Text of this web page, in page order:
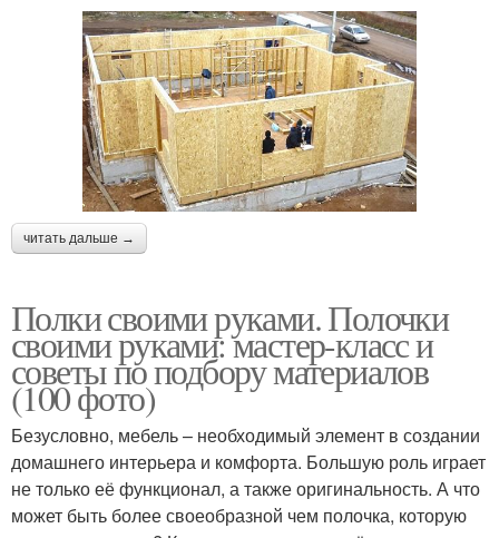
читать дальше →
Полки своими руками. Полочки
своими руками: мастер-класс и
советы по подбору материалов
(100 фото)
Безусловно, мебель – необходимый элемент в создании
домашнего интерьера и комфорта. Большую роль играет
не только её функционал, а также оригинальность. А что
может быть более своеобразной чем полочка, которую